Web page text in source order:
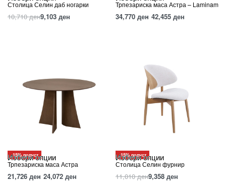
Столица Селин даб ногарки
10,710ден9,103 ден
Трпезариска маса Астра – Laminam
34,770 ден 42,455 ден
-15% попуст
Избери опции
Трпезариска маса Астра
21,726 ден 24,072 ден
-15% попуст
Избери опции
Столица Селин фурнир
11,010ден9,358 ден